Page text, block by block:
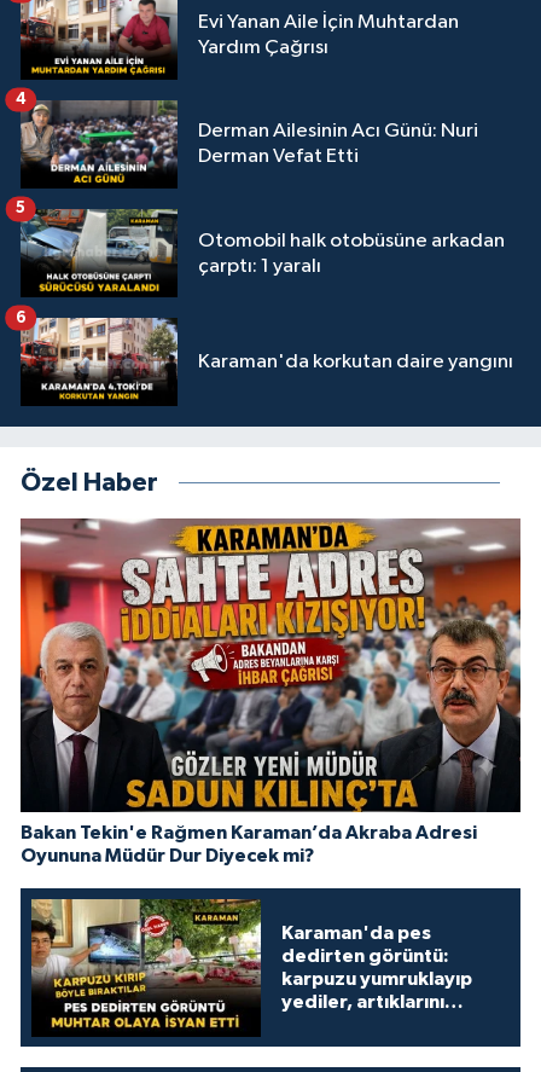
Evi Yanan Aile İçin Muhtardan
Yardım Çağrısı
Derman Ailesinin Acı Günü: Nuri
Derman Vefat Etti
4
Otomobil halk otobüsüne arkadan
çarptı: 1 yaralı
5
Karaman'da korkutan daire yangını
6
Özel Haber
Bakan Tekin'e Rağmen Karaman’da Akraba Adresi
Oyununa Müdür Dur Diyecek mi?
Karaman'da pes
dedirten görüntü:
karpuzu yumruklayıp
yediler, artıklarını